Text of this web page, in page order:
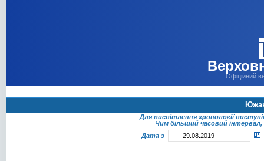
Офіційний
Для висвітлення хронології
Чим більший часовий інтервал,
Дата з